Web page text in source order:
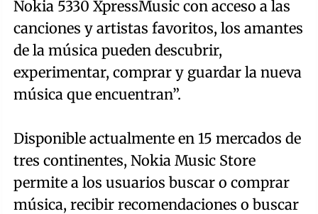
Nokia 5330 XpressMusic con acceso a las
canciones y artistas favoritos, los amantes
de la música pueden descubrir,
experimentar, comprar y guardar la nueva
música que encuentran”.
Disponible actualmente en 15 mercados de
tres continentes, Nokia Music Store
permite a los usuarios buscar o comprar
música, recibir recomendaciones o buscar